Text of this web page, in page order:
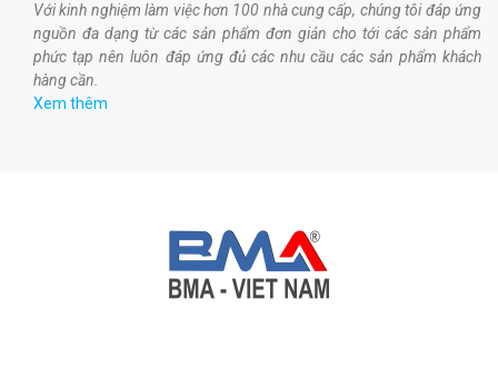
Với kinh nghiệm làm việc hơn 100 nhà cung cấp, chúng tôi đáp ứng
nguồn đa dạng từ các sản phẩm đơn giản cho tới các sản phẩm
phức tạp nên luôn đáp ứng đủ các nhu cầu các sản phẩm khách
hàng cần.
Xem thêm